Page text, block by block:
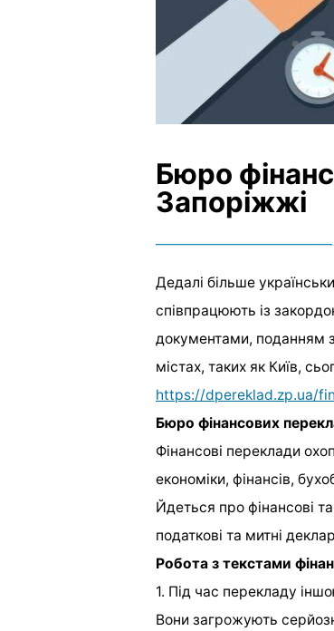
Бюро
Запоріжжі
Дедалі більше
співпрацюють із
документами, поданням
містах, таких як Київ,
https://dpereklad.zp.ua/
Бюро фінансових
Фінансові переклади
економіки, фінансів,
Йдеться про фінансові
податкові та митні
Робота з текстами
1. Під час перекладу
Вони загрожують